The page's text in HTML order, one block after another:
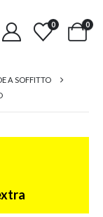
0 0
A SOFFITTO